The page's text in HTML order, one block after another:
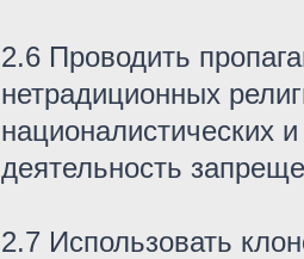
2.6 Проводить
нетрадиционных
националистических
деятельность
2.7 Использовать